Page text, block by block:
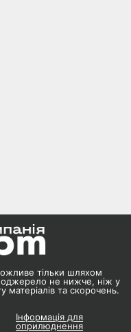
тільки шляхом
не нижче, ніж у
матеріалів та скорочень.
Інформація для
оприлюднення